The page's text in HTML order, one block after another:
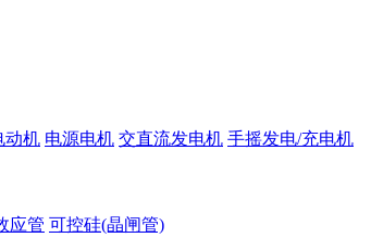
动机 电源电机 交直流发电机 手摇发电/充电机
应管 可控硅(晶闸管)